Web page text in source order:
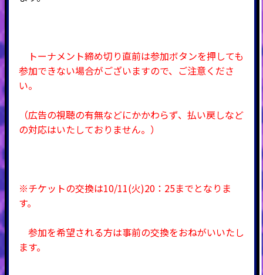
トーナメント締め切り直前は参加ボタンを押しても
参加できない場合がございますので、ご注意くださ
い。
（広告の視聴の有無などにかかわらず、払い戻しなど
の対応はいたしておりません。）
※チケットの交換は10/11(火)20：25までとなりま
す。
参加を希望される方は事前の交換をおねがいいたし
ます。